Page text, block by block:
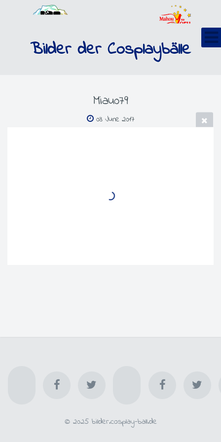
Bilder der Cosplaybälle
Miau079
03 June 2017
© 2025 bilder.cosplay-ball.de